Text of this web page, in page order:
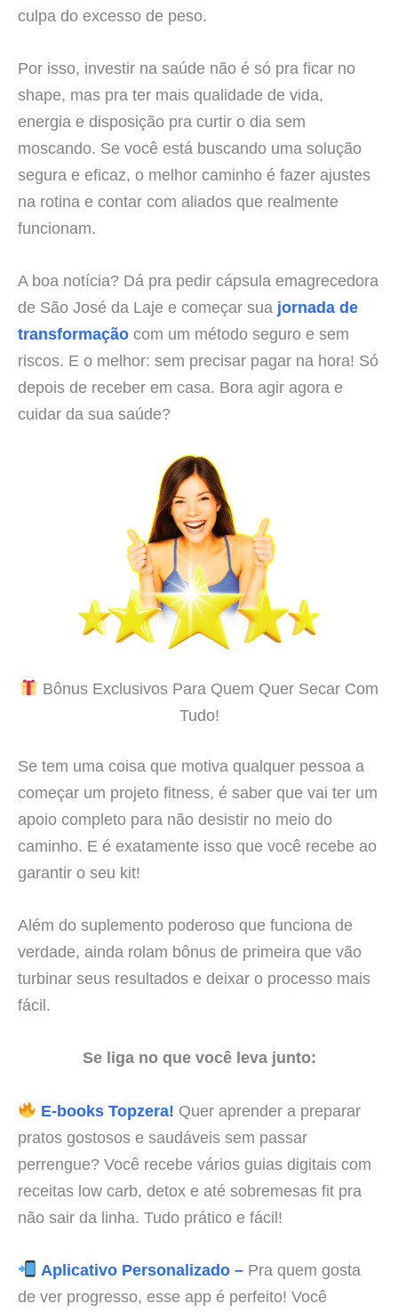
culpa do excesso de peso.
Por isso, investir na saúde não é só pra ficar no
shape, mas pra ter mais qualidade de vida,
energia e disposição pra curtir o dia sem
moscando. Se você está buscando uma solução
segura e eficaz, o melhor caminho é fazer ajustes
na rotina e contar com aliados que realmente
funcionam.
A boa notícia? Dá pra pedir cápsula emagrecedora
de São José da Laje e começar sua jornada de
transformação com um método seguro e sem
riscos. E o melhor: sem precisar pagar na hora! Só
depois de receber em casa. Bora agir agora e
cuidar da sua saúde?
Bônus Exclusivos Para Quem Quer Secar Com
Tudo!
Se tem uma coisa que motiva qualquer pessoa a
começar um projeto fitness, é saber que vai ter um
apoio completo para não desistir no meio do
caminho. E é exatamente isso que você recebe ao
garantir o seu kit!
Além do suplemento poderoso que funciona de
verdade, ainda rolam bônus de primeira que vão
turbinar seus resultados e deixar o processo mais
fácil.
Se liga no que você leva junto:
E-books Topzera! Quer aprender a preparar
pratos gostosos e saudáveis sem passar
perrengue? Você recebe vários guias digitais com
receitas low carb, detox e até sobremesas fit pra
não sair da linha. Tudo prático e fácil!
Aplicativo Personalizado –Pra quem gosta
de ver progresso, esse app é perfeito! Você